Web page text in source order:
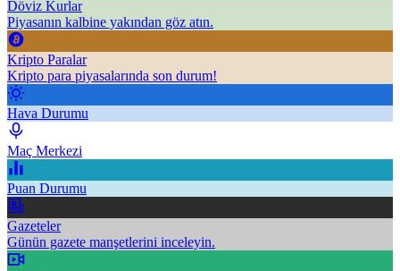
Döviz Kurlar
Piyasanın kalbine yakından göz atın.
Kripto Paralar
Kripto para piyasalarında son durum!
Hava Durumu
Maç Merkezi
Puan Durumu
Gazeteler
Günün gazete manşetlerini inceleyin.